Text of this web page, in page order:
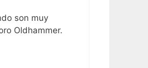
son muy
Oldhammer.